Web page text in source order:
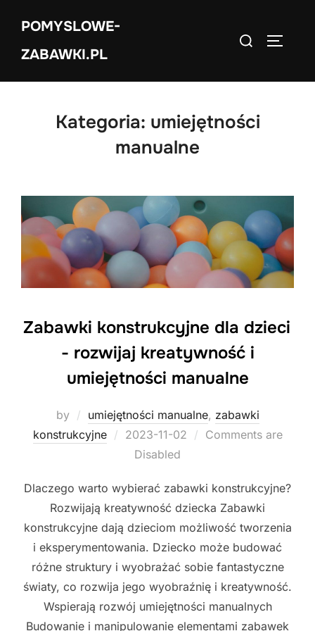
content
POMYSLOWE-
ZABAWKI.PL
Search
Kategoria: umiejętności
manualne
Zabawki konstrukcyjne dla dzieci
- rozwijaj kreatywność i
umiejętności manualne
by umiejętności manualne, zabawki
konstrukcyjne
Posted
on
2023-11-02
Comments are
Disabled
Dlaczego warto wybierać zabawki konstrukcyjne?
Rozwijają kreatywność dziecka Zabawki
konstrukcyjne dają dzieciom możliwość tworzenia
i eksperymentowania. Dziecko może budować
różne struktury i wyobrażać sobie fantastyczne
światy, co rozwija jego wyobraźnię i kreatywność.
Wspierają rozwój umiejętności manualnych
Budowanie i manipulowanie elementami zabawek